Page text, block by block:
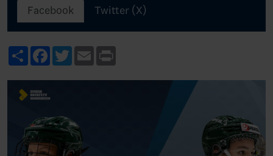
Facebook Twitter (X)
ShareFacebook
TwitterEmail